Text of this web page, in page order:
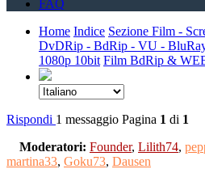
FAQ
Home Indice Sezione Film -
DvDRip - BdRip - VU -
1080p 10bit Film BdRip &
Rispondi 1 messaggio Pagina 1 di 1
Moderatori: Founder, Lilith74,
martina33, Goku73, Dausen